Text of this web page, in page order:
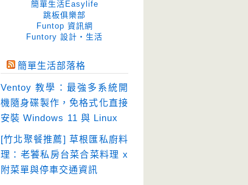
光碟工具 (33)
免安裝 (641)
即時通訊 (23)
壓縮軟體 (9)
安全防護 (55)
影音播放 (51)
影音轉檔 (81)
教育學習 (23)
簡單生活Easylife
跳板俱樂部
Funtop 資訊網
Funtory 設計‧生活
簡單生活部落格
Ventoy 教學：最強多系統開
機隨身碟製作，免格式化直接
安裝 Windows 11 與 Linux
[竹北聚餐推薦] 草根匯私廚料
理：老饕私房台菜合菜料理 x
附菜單與停車交通資訊